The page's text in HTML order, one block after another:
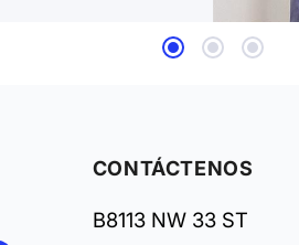
CONTÁCTENOS
B8113 NW 33 ST